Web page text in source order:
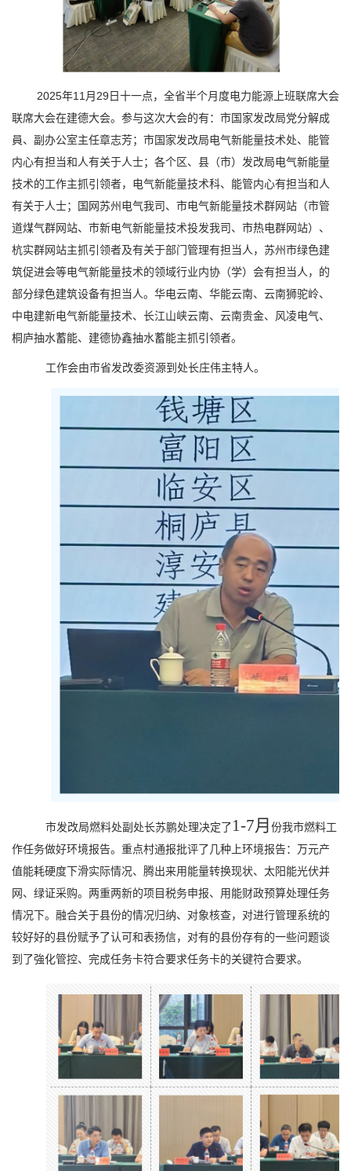
2025年11月29日十一点，全省半个月度电力能源上班联席大会
联席大会在建德大会。参与这次大会的有：市国家发改局党分解成
員、副办公室主任章志芳；市国家发改局电气新能量技术处、能管
内心有担当和人有关于人士；各个区、县（市）发改局电气新能量
技术的工作主抓引领者，电气新能量技术科、能管内心有担当和人
有关于人士；国网苏州电气我司、市电气新能量技术群网站（市管
道煤气群网站、市新电气新能量技术投发我司、市热电群网站）、
杭实群网站主抓引领者及有关于部门管理有担当人，苏州市绿色建
筑促进会等电气新能量技术的领域行业内协（学）会有担当人，的
部分绿色建筑设备有担当人。华电云南、华能云南、云南狮驼岭、
中电建新电气新能量技术、长江山峡云南、云南贵金、风凌电气、
桐庐抽水蓄能、建德协鑫抽水蓄能主抓引领者。
工作会由市省发改委资源到处长庄伟主特人。
市发改局燃料处副处长苏鹏处理决定了1-7月 份我市燃料工
作任务做好环境报告。重点村通报批评了几种上环境报告：万元产
值能耗硬度下滑实际情况、腾出来用能量转换现状、太阳能光伏并
网、绿证采购。两重两新的项目税务申报、用能财政预算处理任务
情况下。融合关于县份的情况归纳、对象核查，对进行管理系统的
较好好的县份赋予了认可和表扬信，对有的县份存有的一些问题谈
到了強化管控、完成任务卡符合要求任务卡的关键符合要求。